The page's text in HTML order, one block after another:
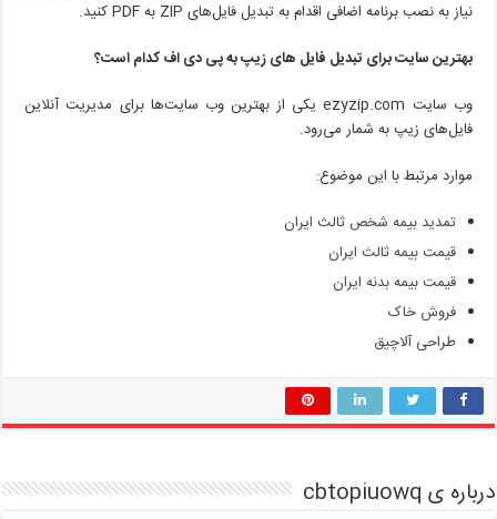
نیاز به نصب برنامه اضافی اقدام به تبدیل فایل‌های ZIP به PDF کنید.
بهترین سایت برای تبدیل فایل های زیپ به پی دی اف کدام است؟
وب سایت ezyzip.com یکی از بهترین وب سایت‌ها برای مدیریت آنلاین
فایل‌های زیپ به شمار می‌رود.
موارد مرتبط با این موضوع:
تمدید بیمه شخص ثالث ایران
قیمت بیمه ثالث ایران
قیمت بیمه بدنه ایران
فروش خاک
طراحی آلاچیق
درباره ی cbtopiuowq